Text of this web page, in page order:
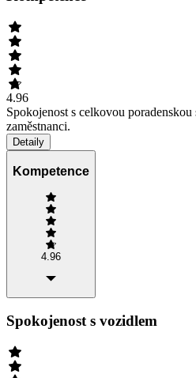
4.96
Spokojenost s celkovou
zaměstnanci.
Detaily
Kompetence
4.96
Spokojenost s vozidlem